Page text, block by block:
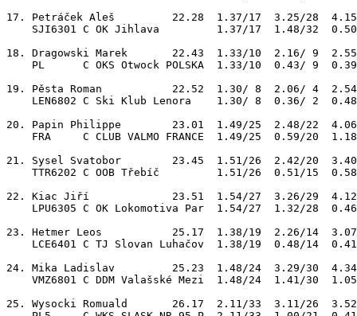
17. Petráček Aleš         22.28  1.37/17  3.25/28
SJI6301 C OK Jihlava         1.37/17  1.48/32
18. Dragowski Marek       22.43  1.33/10  2.16/ 9
PL      C OKS Otwock POLSKA  1.33/10  0.43/ 9
19. Pěsta Roman           22.52  1.30/ 8  2.06/ 4
LEN6802 C Ski Klub Lenora    1.30/ 8  0.36/ 2
20. Papin Philippe        23.01  1.49/25  2.48/22
FRA     C CLUB VALMO FRANCE  1.49/25  0.59/20
21. Sysel Svatobor        23.45  1.51/26  2.42/20
TTR6202 C OOB Třebíč         1.51/26  0.51/15
22. Kiac Jiří             23.51  1.54/27  3.26/29  4.12/
LPU6305 C OK Lokomotiva Par  1.54/27  1.32/28
23. Hetmer Leos           25.17  1.38/19  2.26/14
LCE6401 C TJ Slovan Luhačov  1.38/19  0.48/14
24. Mika Ladislav         25.23  1.48/24  3.29/30
VMZ6801 C DDM Valašské Mezi  1.48/24  1.41/30
25. Wysocki Romuald       26.17  2.11/33  3.11/26